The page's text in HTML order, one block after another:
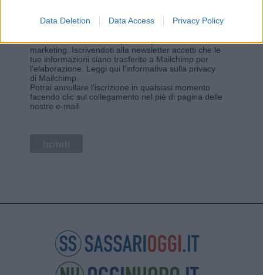
Data Deletion Data Access Privacy Policy
Utilizziamo Mailchimp come piattaforma di
marketing. Iscrivendoti alla newsletter accetti che le
tue informazioni siano trasferite a Mailchimp per
l'elaborazione. Leggi qui l'informativa sulla privacy
di Mailchimp
Potrai annullare l'iscrizione in qualsiasi momento
facendo clic sul collegamento nel piè di pagina delle
nostre e-mail.